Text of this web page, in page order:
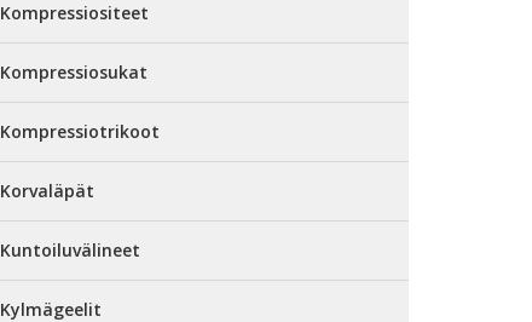
Kompressiositeet
Kompressiosukat
Kompressiotrikoot
Korvaläpät
Kuntoiluvälineet
Kylmägeelit